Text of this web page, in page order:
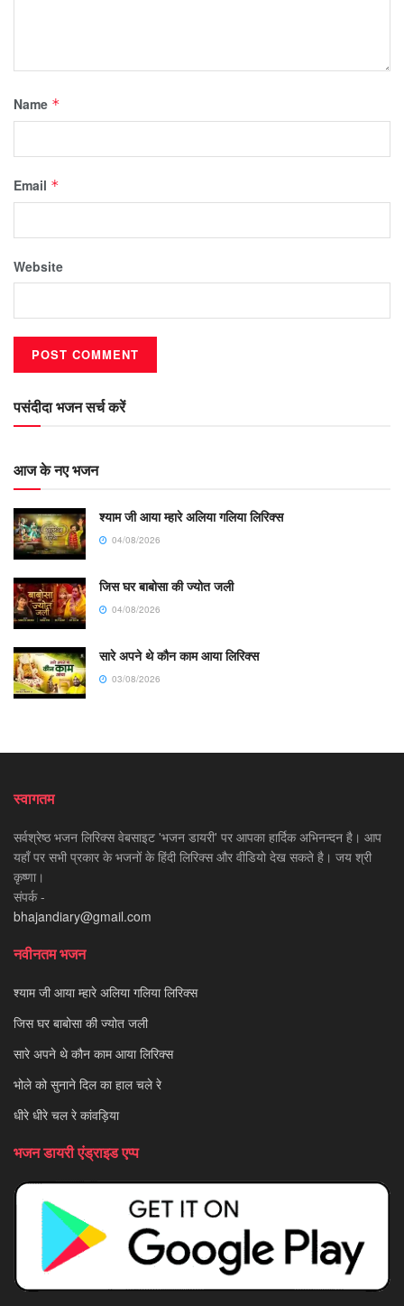
Name *
Email *
Website
पसंदीदा भजन सर्च करें
आज के नए भजन
श्याम जी आया म्हारे अलिया गलिया लिरिक्स
04/08/2026
जिस घर बाबोसा की ज्योत जली
04/08/2026
सारे अपने थे कौन काम आया लिरिक्स
03/08/2026
स्वागतम
सर्वश्रेष्ठ भजन लिरिक्स वेबसाइट 'भजन डायरी' पर आपका हार्दिक अभिनन्दन है। आप
यहाँ पर सभी प्रकार के भजनों के हिंदी लिरिक्स और वीडियो देख सकते है। जय श्री
कृष्णा।
संपर्क -
bhajandiary@gmail.com
नवीनतम भजन
श्याम जी आया म्हारे अलिया गलिया लिरिक्स
जिस घर बाबोसा की ज्योत जली
सारे अपने थे कौन काम आया लिरिक्स
भोले को सुनाने दिल का हाल चले रे
धीरे धीरे चल रे कांवड़िया
भजन डायरी एंड्राइड एप्प